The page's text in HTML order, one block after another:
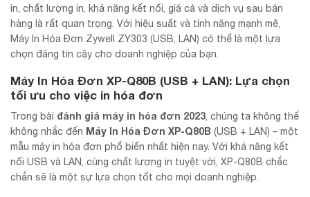
in, chất lượng in, khả năng kết nối, giá cả và dịch vụ sau bán
hàng là rất quan trọng. Với hiệu suất và tính năng mạnh mẽ,
Máy In Hóa Đơn Zywell ZY303 (USB, LAN) có thể là một lựa
chọn đáng tin cậy cho doanh nghiệp của bạn.
Máy In Hóa Đơn XP-Q80B (USB + LAN): Lựa chọn
tối ưu cho việc in hóa đơn
Trong bài đánh giá máy in hóa đơn 2023, chúng ta không thể
không nhắc đến Máy In Hóa Đơn XP-Q80B (USB + LAN) – một
mẫu máy in hóa đơn phổ biến nhất hiện nay. Với khả năng kết
nối USB và LAN, cùng chất lượng in tuyệt vời, XP-Q80B chắc
chắn sẽ là một sự lựa chọn tốt cho mọi doanh nghiệp.